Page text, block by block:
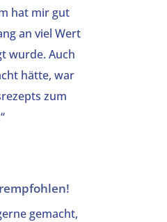
hat mir gut
an viel Wert
wurde. Auch
hätte, war
zum
gemacht,